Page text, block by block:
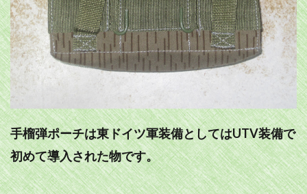
手榴弾ポーチは東ドイツ軍装備としてはUTV装備で
初めて導入された物です。